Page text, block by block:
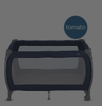
tornato